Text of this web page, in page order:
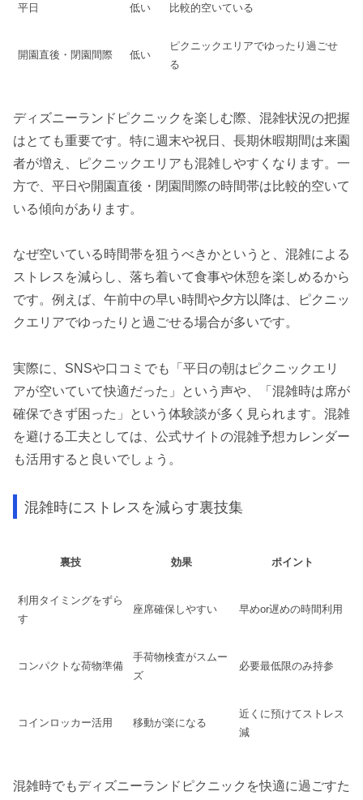
平日 低い 比較的空いている
開園直後・閉園間際 低い
ピクニックエリアでゆったり過ごせ
る
ディズニーランドピクニックを楽しむ際、混雑状況の把握
はとても重要です。特に週末や祝日、長期休暇期間は来園
者が増え、ピクニックエリアも混雑しやすくなります。一
方で、平日や開園直後・閉園間際の時間帯は比較的空いて
いる傾向があります。
なぜ空いている時間帯を狙うべきかというと、混雑による
ストレスを減らし、落ち着いて食事や休憩を楽しめるから
です。例えば、午前中の早い時間や夕方以降は、ピクニッ
クエリアでゆったりと過ごせる場合が多いです。
実際に、SNSや口コミでも「平日の朝はピクニックエリ
アが空いていて快適だった」という声や、「混雑時は席が
確保できず困った」という体験談が多く見られます。混雑
を避ける工夫としては、公式サイトの混雑予想カレンダー
も活用すると良いでしょう。
混雑時にストレスを減らす裏技集
裏技 効果 ポイント
利用タイミングをずら
す
座席確保しやすい 早めor遅めの時間利用
コンパクトな荷物準備
手荷物検査がスムー
ズ
必要最低限のみ持参
コインロッカー活用 移動が楽になる
近くに預けてストレス
減
混雑時でもディズニーランドピクニックを快適に過ごすた